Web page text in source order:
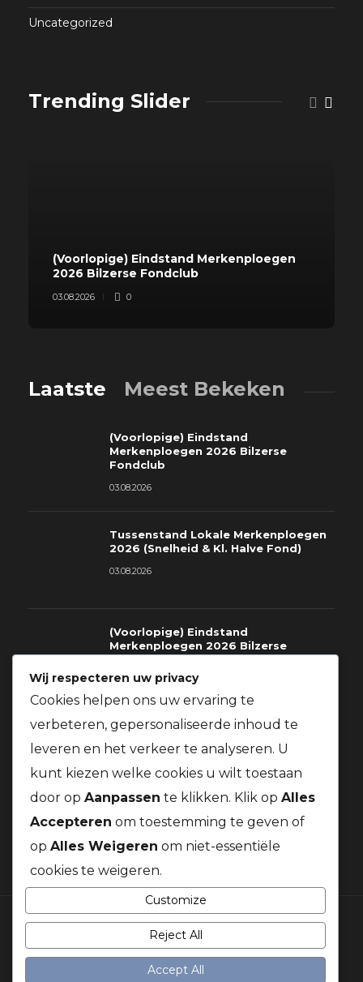
Uncategorized
Trending Slider
(Voorlopige) Eindstand Merkenploegen
2026 Bilzerse Fondclub
03.08.2026 0
Laatste Meest Bekeken
(Voorlopige) Eindstand
Merkenploegen 2026 Bilzerse
Fondclub
03.08.2026
Tussenstand Lokale Merkenploegen
2026 (Snelheid & Kl. Halve Fond)
03.08.2026
(Voorlopige) Eindstand
Merkenploegen 2026 Bilzerse
Fondclub
03.08.2026
Richtlijnen voor deelname gratis
prijzen St.Soupplets 08.08.2026
t.v.v. Kom Op Tegen Kanker + Gratis
BBQ voor alle leden van onze
03.08.2026
© 2026 Duivenbond Kanaalduif. Alle rechten voorbehouden
LINKS & DOCUMENTEN
Wij respecteren uw privacy
Cookies helpen ons uw ervaring te
verbeteren, gepersonaliseerde inhoud te
leveren en het verkeer te analyseren. U
kunt kiezen welke cookies u wilt toestaan
door op Aanpassen te klikken. Klik op Alles
Accepteren om toestemming te geven of
op Alles Weigeren om niet-essentiële
cookies te weigeren.
Customize
Reject All
Accept All